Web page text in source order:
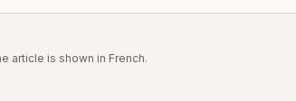
article is shown in French.